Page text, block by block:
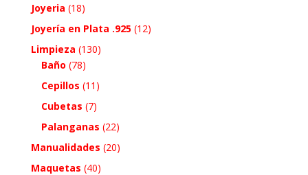
Joyeria (18)
Joyería en Plata .925 (12)
Limpieza (130)
Baño (78)
Cepillos (11)
Cubetas (7)
Palanganas (22)
Manualidades (20)
Maquetas (40)